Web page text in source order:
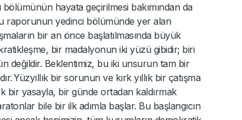
hayata geçirilmesi bakımından da
raporunun yedinci bölümünde yer alan
bir an önce başlatılmasında büyük
bir madalyonun iki yüzü gibidir; biri
değildir. Beklentimiz, bu iki unsurun tam bir
Yüzyıllık bir sorunun ve kırk yıllık bir çatışma
bir yasayla, bir günde ortadan kaldırmak
bile bir ilk adımla başlar. Bu başlangıcın